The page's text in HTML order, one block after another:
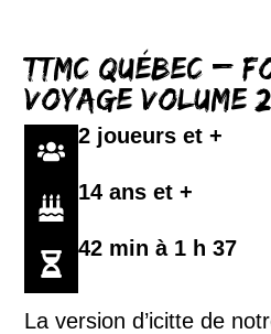
TTMC Québec –
voyage Volume 2
2 joueurs et +
14 ans et +
42 min à 1 h 37
La version d’icitte de